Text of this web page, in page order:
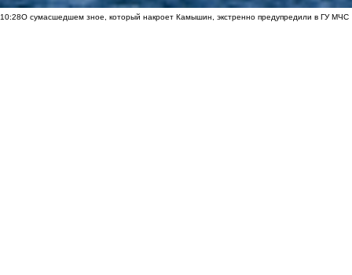
10:28О сумасшедшем зное, который накроет Камышин, экстренно предупредили в ГУ МЧС